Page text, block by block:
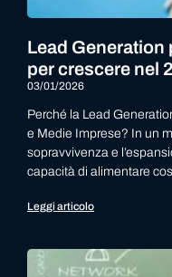
Lead Generation
per crescere nel
03/01/2026
Perché la Lead
e Medie Imprese? In un
sopravvivenza e
capacità di alimentare
Leggi articolo